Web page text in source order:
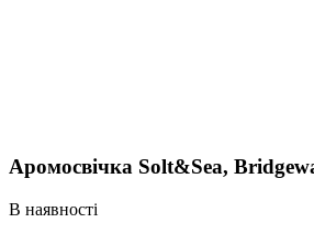
Аромосвічка Solt&Sea,
В наявності